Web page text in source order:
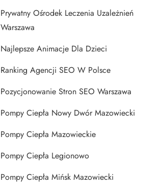
Prywatny Ośrodek Leczenia Uzależnień
Warszawa
Najlepsze Animacje Dla Dzieci
Ranking Agencji SEO W Polsce
Pozycjonowanie Stron SEO Warszawa
Pompy Ciepła Nowy Dwór Mazowiecki
Pompy Ciepła Mazowieckie
Pompy Ciepła Legionowo
Pompy Ciepła Mińsk Mazowiecki